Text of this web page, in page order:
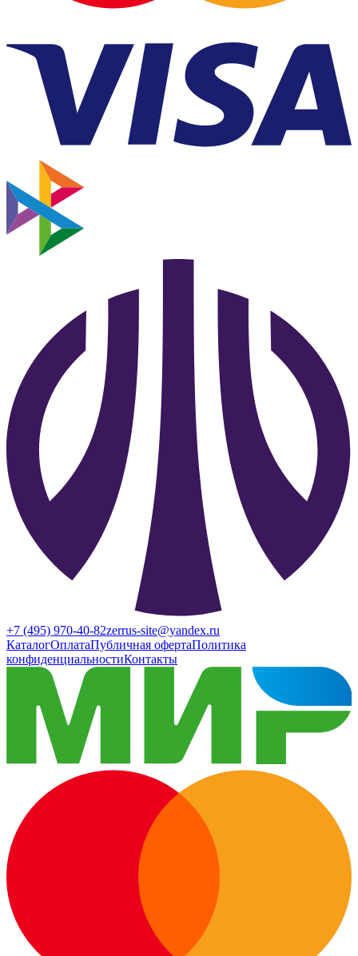
+7 (495) 970-40-82zerrus-site@yandex.ru
КаталогОплатаПубличная офертаПолитика
конфиденциальностиКонтакты